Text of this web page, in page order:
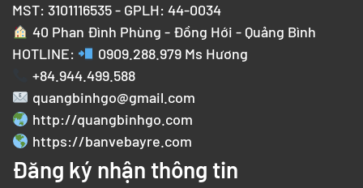
MST: 3101116535 - GPLH: 44-0034
40 Phan Đình Phùng - Đồng Hới - Quảng Bình
HOTLINE:
0909.288.979Ms Hương
+84.944.499.588
quangbinhgo@gmail.com
http://quangbinhgo.com
https://banvebayre.com
Đăng ký nhận thông tin